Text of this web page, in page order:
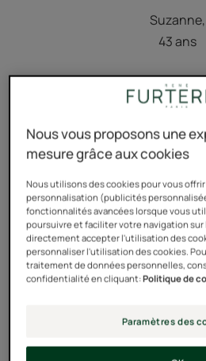
Suzanne,
43 ans
La réponse de
la perte de
Nous vous proposons une
mesure grâce aux cookies
Nous utilisons des cookies pour vous
personnalisation (publicités
fonctionnalités avancées lorsque vous
poursuivre et faciliter votre navigation sur
directement accepter l'utilisation des
personnaliser l'utilisation des cookies.
traitement de données personnelles,
confidentialité en cliquant:Politique de
Paramètres des